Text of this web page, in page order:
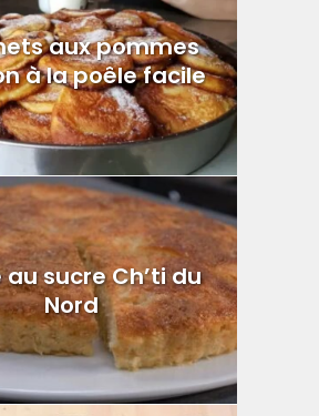
aux pommes
à la poêle facile
sucre Ch’ti du
Nord